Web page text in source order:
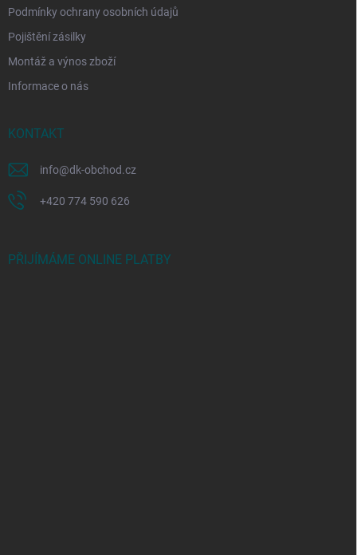
Podmínky ochrany osobních údajů
Pojištění zásilky
Montáž a výnos zboží
Informace o nás
KONTAKT
info@dk-obchod.cz
+420 774 590 626
PŘIJÍMÁME ONLINE PLATBY